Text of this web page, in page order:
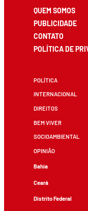
QUEM SOMOS
PUBLICIDADE
CONTATO
POLÍTICA DE
POLÍTICA
INTERNACIONAL
DIREITOS
BEM VIVER
SOCIOAMBIENTAL
OPINIÃO
Bahia
Ceará
Distrito Federal